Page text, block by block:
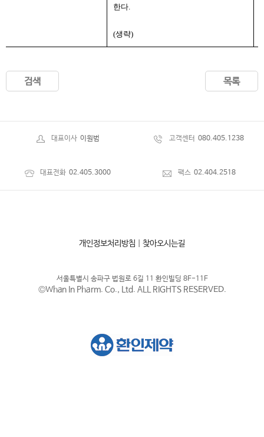
한다.
(생략)
검색 목록
대표이사 이원범 고객센터 080.405.1238
대표전화 02.405.3000 팩스 02.404.2518
개인정보처리방침 찾아오시는길
서울특별시 송파구 법원로 6길 11 환인빌딩 8F-11F
©Whan In Pharm. Co., Ltd. ALL RIGHTS RESERVED.